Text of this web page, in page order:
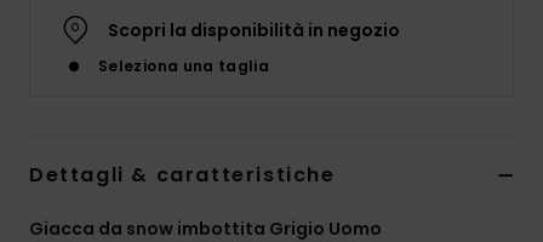
Scopri la disponibilità in negozio
Seleziona una taglia
Dettagli & caratteristiche
Giacca da snow imbottita Grigio Uomo